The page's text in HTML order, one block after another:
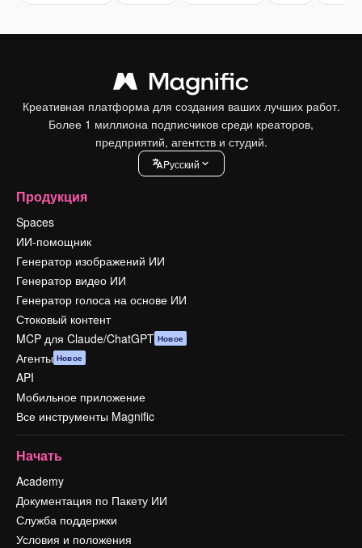
Креативная платформа для создания ваших лучших работ.
Более 1 миллиона подписчиков среди креаторов,
предприятий, агентств и студий.
Pусский
Продукция
Spaces
ИИ-помощник
Генератор изображений ИИ
Генератор видео ИИ
Генератор голоса на основе ИИ
Стоковый контент
MCP для Claude/ChatGPT Новое
Агенты Новое
API
Мобильное приложение
Все инструменты Magnific
Начать
Academy
Документация по Пакету ИИ
Служба поддержки
Условия и положения